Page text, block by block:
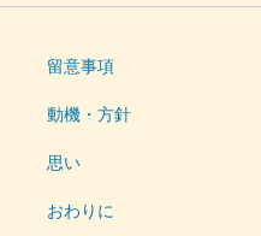
留意事項
動機・方針
思い
おわりに